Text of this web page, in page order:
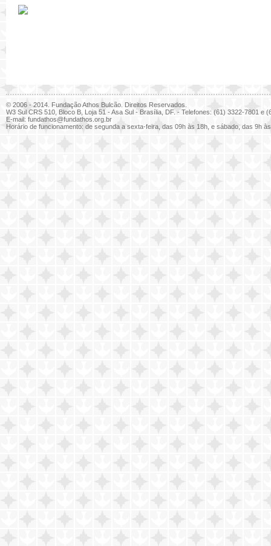
© 2006 - 2014. Fundação Athos Bulcão. Direitos Reservados.
W3 Sul CRS 510, Bloco B, Loja 51 - Asa Sul - Brasília, DF. - Telefones: (61) 3322-7801 e
E-mail: fundathos@fundathos.org.br
Horário de funcionamento: de segunda a sexta-feira, das 09h às 18h, e sábado, das 9h